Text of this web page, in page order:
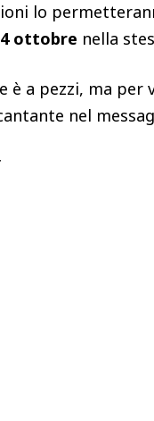
lo
ottobre nella
è a pezzi, ma
nel